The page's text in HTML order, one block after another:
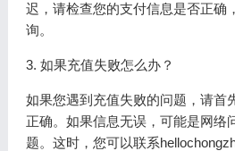
迟，请检查您的支付信息是否正确
询。
3. 如果充值失败怎么办？
如果您遇到充值失败的问题，请首
正确。如果信息无误，可能是网络
题。这时，您可以联系